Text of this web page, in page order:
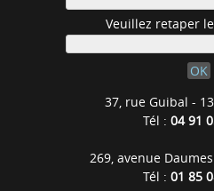
Veuillez retaper
37, rue Guibal -
Tél : 04 91
269, avenue
Tél : 01 85